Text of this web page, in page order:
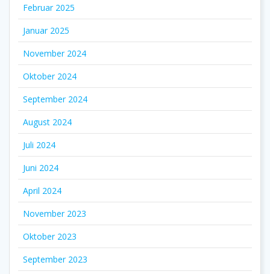
Februar 2025
Januar 2025
November 2024
Oktober 2024
September 2024
August 2024
Juli 2024
Juni 2024
April 2024
November 2023
Oktober 2023
September 2023